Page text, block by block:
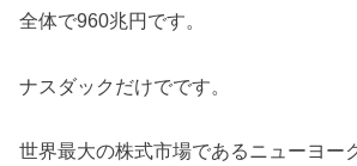
全体で960兆円です。
ナスダックだけでです。
世界最大の株式市場であるニューヨー